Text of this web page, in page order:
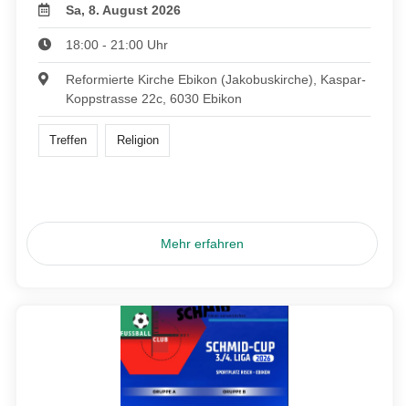
Sa, 8. August 2026
18:00 - 21:00 Uhr
Reformierte Kirche Ebikon (Jakobuskirche), Kaspar-
Koppstrasse 22c, 6030 Ebikon
Treffen Religion
Mehr erfahren